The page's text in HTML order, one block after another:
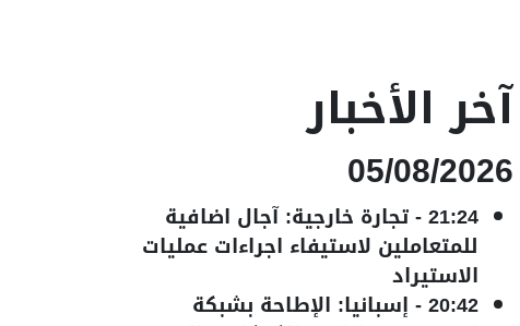
آخر الأخبار
05/08/2026
21:24
-تجارة خارجية: آجال اضافية
للمتعاملين لاستيفاء اجراءات عمليات
الاستيراد
20:42
- إسبانيا: الإطاحة بشبكة